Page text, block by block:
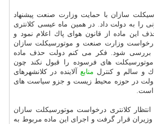
سازان با حمایت وزارت صنعت پیشنهاد
را به دولت داد. در همین ماه عیسی كلانتری
این ماده از قانون هوای پاك اعلام نمود و
وزارت صنعت و موتورسیكلت سازان
بررسی شود. فكر می كنم دولت حذف ماده
های فرسوده را قبول نكند چون
و سالم و كنترل منابع آلاینده در كلانشهرهای
در حوزه محیط زیست و جزو سیاست های
كلانتری درخواست موتورسیكلت سازان
قرار گرفت و اجرای این ماده مربوط به